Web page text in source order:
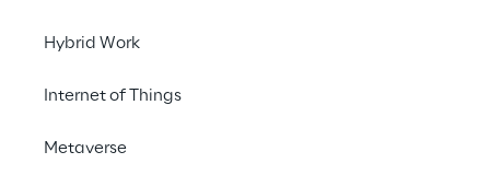
Hybrid Work
Internet of Things
Metaverse